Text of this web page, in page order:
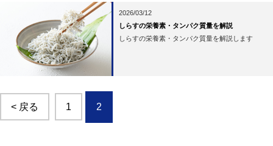
2026/03/12
しらすの栄養素・タンパク質量を解説
しらすの栄養素・タンパク質量を解説します
< 戻る 1 2